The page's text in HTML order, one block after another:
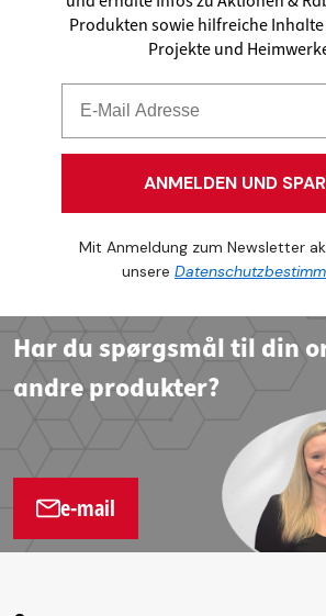
Produkten sowie hilfreiche Inhalte
Projekte und
ANMELDEN UND
Mit Anmeldung zum Newsletter
unsere
Har du spørgsmål til din
andre produkter?
e-mail